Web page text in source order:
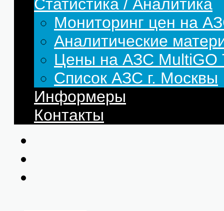
Статистика / Аналитика
Мониторинг цен на
Аналитические
Цены на АЗС
Список АЗС г. Москвы
Информеры
Контакты